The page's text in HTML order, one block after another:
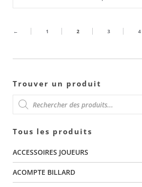
Trouver un produit
RECHERCHE
DE
PRODUITS
Tous les produits
ACCESSOIRES JOUEURS
ACOMPTE BILLARD
← 1 2 3 4